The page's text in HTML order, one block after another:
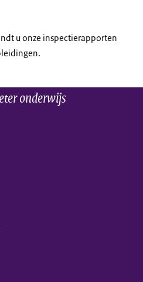
u onze inspectierapporten
onderwijs